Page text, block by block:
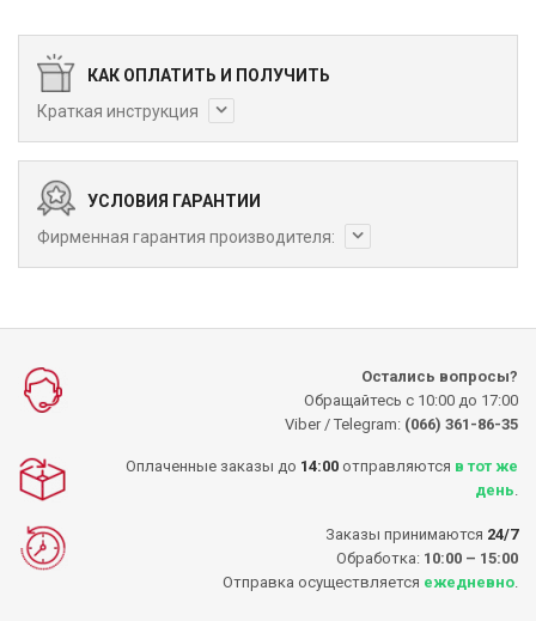
КАК ОПЛАТИТЬ И ПОЛУЧИТЬ
Краткая инструкция
УСЛОВИЯ ГАРАНТИИ
Фирменная гарантия производителя:
Остались вопросы?
Обращайтесь с 10:00 до 17:00
Viber / Telegram: (066) 361-86-35
Оплаченные заказы до 14:00 отправляются в тот же
день
Заказы принимаются 24/7
Обработка: 10:00 – 15:00
Отправка осуществляется ежедневно